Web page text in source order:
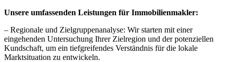
Unsere umfassenden Leistungen für Immobilienmakler:
– Regionale und Zielgruppenanalyse: Wir starten mit einer
eingehenden Untersuchung Ihrer Zielregion und der potenziellen
Kundschaft, um ein tiefgreifendes Verständnis für die lokale
Marktsituation zu entwickeln.